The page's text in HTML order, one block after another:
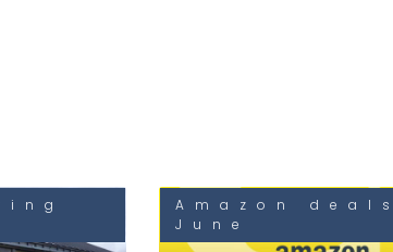
Amazon deals
June